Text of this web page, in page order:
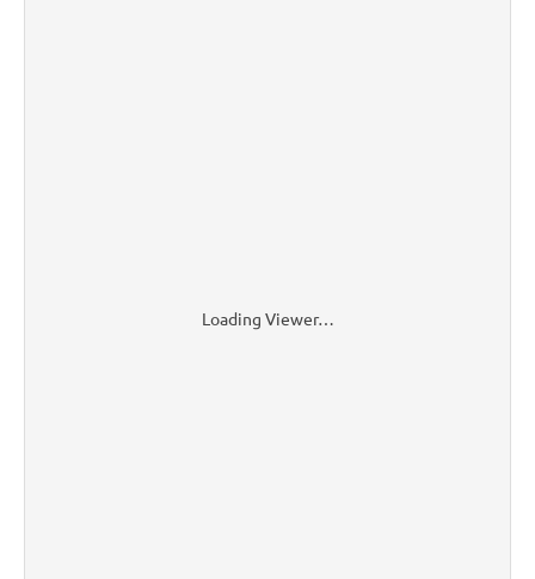
Loading Viewer…